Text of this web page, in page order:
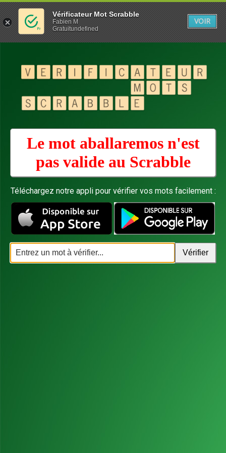
Le mot aballaremos n'est
pas valide au Scrabble
Téléchargez notre appli pour vérifier vos mots facilement :
Vérificateur Mot Scrabble
Fabien M
Gratuitundefined
VOIR